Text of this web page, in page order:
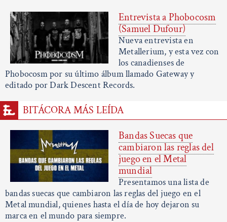
Entrevista a Phobocosm
(Samuel Dufour)
Nueva entrevista en
Metallerium, y esta vez con
los canadienses de
Phobocosm por su último álbum llamado Gateway y
editado por Dark Descent Records.
BITÁCORA MÁS LEÍDA
Bandas Suecas que
cambiaron las reglas del
juego en el Metal
mundial
Presentamos una lista de
bandas suecas que cambiaron las reglas del juego en el
Metal mundial, quienes hasta el día de hoy dejaron su
marca en el mundo para siempre.